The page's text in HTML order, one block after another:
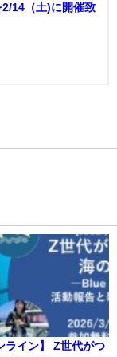
14（土)に開催致
ライン】 Z世代がつ